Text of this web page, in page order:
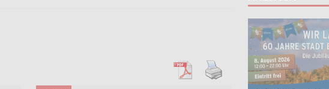
im Gemeindebüro an der Christuskirche in Rünthe